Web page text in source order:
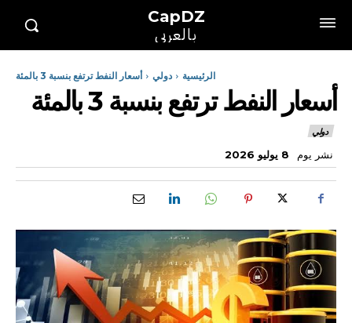
CapDZ
بالعربي
الرئيسية دولي أسعار النفط ترتفع بنسبة 3 بالمئة
أسعار النفط ترتفع بنسبة 3 بالمئة
دولي
نشر يوم 8 يوليو 2026